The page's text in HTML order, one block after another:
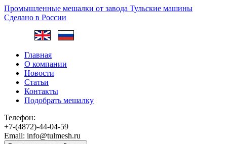
Промышленные мешалки от завода Тульские машины
Сделано в России
Главная
О компании
Новости
Статьи
Контакты
Подобрать мешалку
Телефон:
+7-(4872)-44-04-59
Email: info@tulmesh.ru